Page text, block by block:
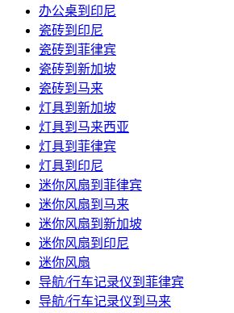
办公桌到印尼
瓷砖到印尼
瓷砖到菲律宾
瓷砖到新加坡
瓷砖到马来
灯具到新加坡
灯具到马来西亚
灯具到菲律宾
灯具到印尼
迷你风扇到菲律宾
迷你风扇到马来
迷你风扇到新加坡
迷你风扇到印尼
迷你风扇
导航/行车记录仪到菲律宾
导航/行车记录仪到马来